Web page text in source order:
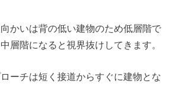
かいは背の低い建物のため低層階で
層階になると視界抜けしてきます。
ーチは短く接道からすぐに建物とな